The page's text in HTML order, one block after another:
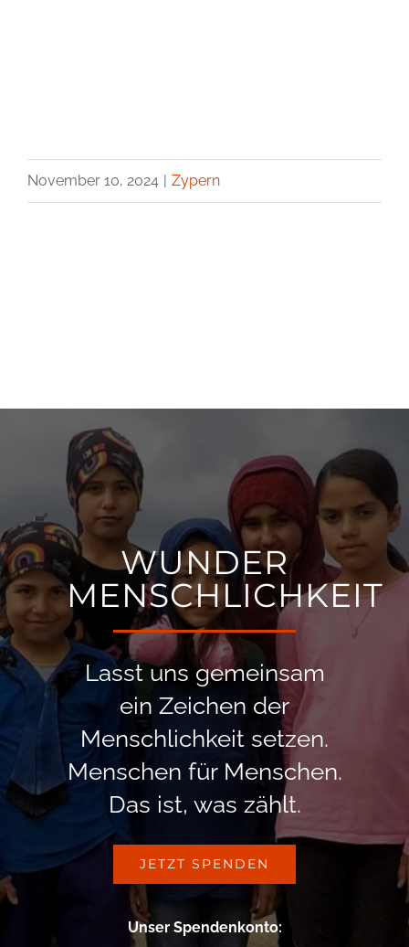
November 10, 2024 Zypern
WUNDER
MENSCHLICHKEIT
Lasst uns gemeinsam
ein Zeichen der
Menschlichkeit setzen.
Menschen für Menschen.
Das ist, was zählt.
JETZT SPENDEN
Unser Spendenkonto: